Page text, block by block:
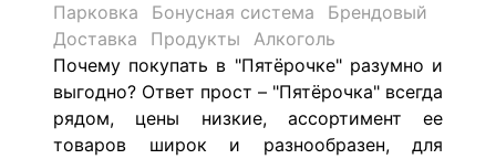
Парковка
Бонусная система
Брендовый
Доставка
Продукты
Алкоголь
Почему покупать в "Пятёрочке" разумно и
выгодно? Ответ прост – "Пятёрочка" всегда
рядом, цены низкие, ассортимент ее
товаров широк и разнообразен, для